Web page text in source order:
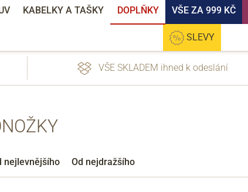
KABELKY A TAŠKY DOPLŇKY VŠE ZA 999 KČ
SLEVY
VŠE SKLADEM ihned k odeslání
nejlevnějšího Od nejdražšího